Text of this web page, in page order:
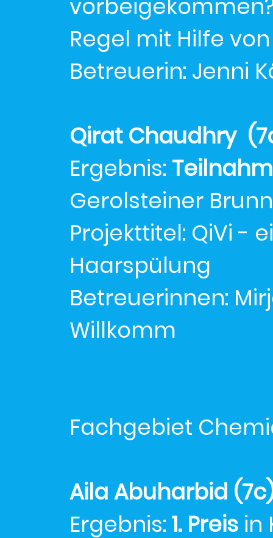
Regel mit Hilfe
Betreuerin: Jenni
Qirat Chaudhry
Ergebnis:
Gerolsteiner
Projekttitel: QiVi -
Haarspülung
Betreuerinnen:
Willkomm
Fachgebiet
Aila Abuharbid
Ergebnis:1. Preis in